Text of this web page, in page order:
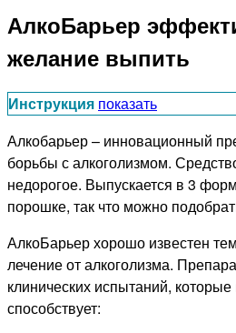
АлкоБарьер
желание выпить
Инструкция показать
Алкобарьер – инновационный
борьбы с алкоголизмом.
недорогое. Выпускается в 3
порошке, так что можно
АлкоБарьер хорошо известен
лечение от алкоголизма.
клинических испытаний, которые
способствует: